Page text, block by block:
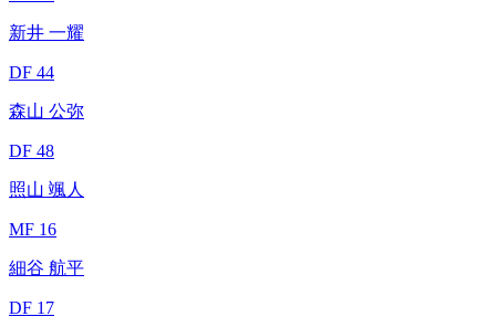
新井 一耀
DF 44
森山 公弥
DF 48
照山 颯人
MF 16
細谷 航平
DF 17